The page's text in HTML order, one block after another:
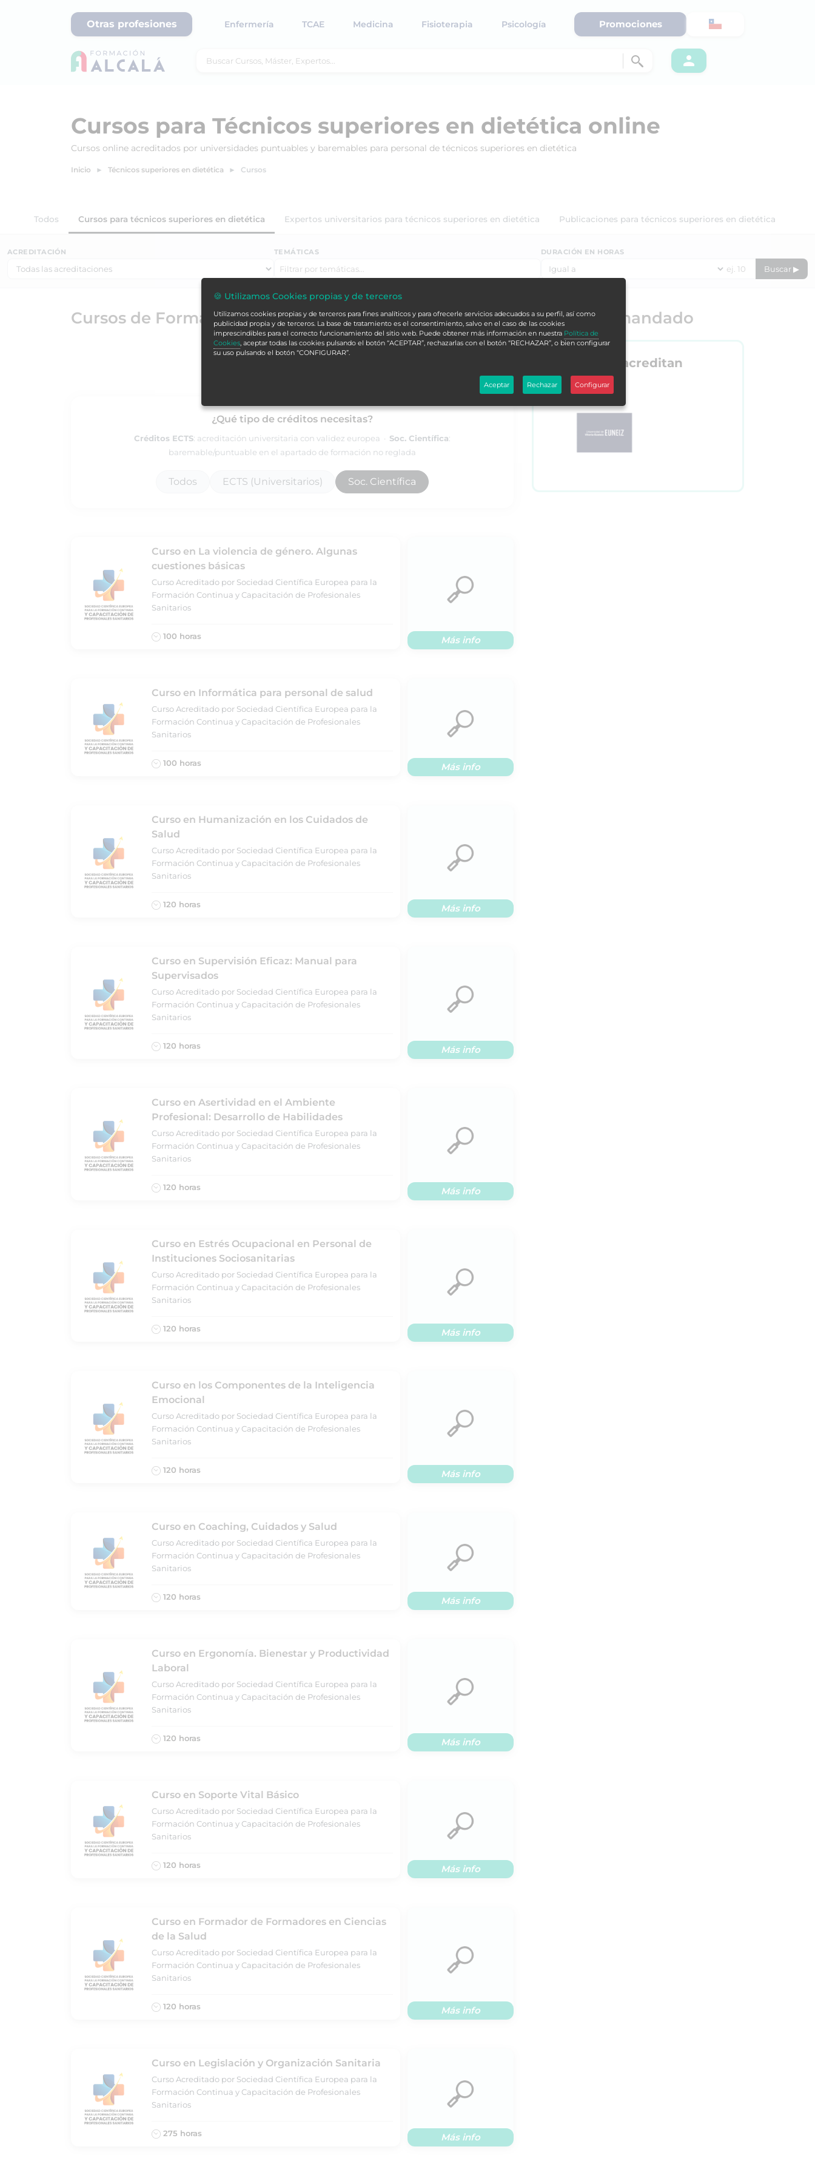
Otras profesiones Enfermería TCAE Medicina Fisioterapia Psicología Promociones
Cursos para Técnicos superiores en dietética online
Cursos online acreditados por universidades puntuables y baremables para personal de técnicos superiores en dietética
Inicio Técnicos superiores en dietética Cursos
Todos Cursos para técnicos superiores en dietética Expertos universitarios para técnicos superiores en dietética Publicaciones para técnicos superiores en dietética
ACREDITACIÓN TEMÁTICAS DURACIÓN EN HORAS
Buscar ▶
Cursos de Formación Alcalá
¿Qué tipo de créditos necesitas?
Créditos ECTS: acreditación universitaria con validez europea · Soc. Científica:
baremable/puntuable en el apartado de formación no reglada
Todos ECTS (Universitarios) Soc. Científica
Curso en La violencia de género. Algunas
cuestiones básicas
Curso Acreditado por Sociedad Científica Europea para la
Formación Continua y Capacitación de Profesionales
Sanitarios
100 horas Más info
Curso en Informática para personal de salud
Curso Acreditado por Sociedad Científica Europea para la
Formación Continua y Capacitación de Profesionales
Sanitarios
100 horas Más info
Curso en Humanización en los Cuidados de
Salud
Curso Acreditado por Sociedad Científica Europea para la
Formación Continua y Capacitación de Profesionales
Sanitarios
120 horas Más info
Curso en Supervisión Eficaz: Manual para
Supervisados
Curso Acreditado por Sociedad Científica Europea para la
Formación Continua y Capacitación de Profesionales
Sanitarios
120 horas Más info
Curso en Asertividad en el Ambiente
Profesional: Desarrollo de Habilidades
Curso Acreditado por Sociedad Científica Europea para la
Formación Continua y Capacitación de Profesionales
Sanitarios
120 horas Más info
Curso en Estrés Ocupacional en Personal de
Instituciones Sociosanitarias
Curso Acreditado por Sociedad Científica Europea para la
Formación Continua y Capacitación de Profesionales
Sanitarios
120 horas Más info
Curso en los Componentes de la Inteligencia
Emocional
Curso Acreditado por Sociedad Científica Europea para la
Formación Continua y Capacitación de Profesionales
Sanitarios
120 horas Más info
Curso en Coaching, Cuidados y Salud
Curso Acreditado por Sociedad Científica Europea para la
Formación Continua y Capacitación de Profesionales
Sanitarios
120 horas Más info
Curso en Ergonomía. Bienestar y Productividad
Laboral
Curso Acreditado por Sociedad Científica Europea para la
Formación Continua y Capacitación de Profesionales
Sanitarios
120 horas Más info
Curso en Soporte Vital Básico
Curso Acreditado por Sociedad Científica Europea para la
Formación Continua y Capacitación de Profesionales
Sanitarios
120 horas Más info
Curso en Formador de Formadores en Ciencias
de la Salud
Curso Acreditado por Sociedad Científica Europea para la
Formación Continua y Capacitación de Profesionales
Sanitarios
120 horas Más info
Curso en Legislación y Organización Sanitaria
Curso Acreditado por Sociedad Científica Europea para la
Formación Continua y Capacitación de Profesionales
Sanitarios
275 horas Más info
Lo más demandado
Nos acreditan
🍪 Utilizamos Cookies propias y de terceros
Utilizamos cookies propias y de terceros para fines analíticos y para ofrecerle servicios adecuados a su perfil, así como
publicidad propia y de terceros. La base de tratamiento es el consentimiento, salvo en el caso de las cookies
imprescindibles para el correcto funcionamiento del sitio web. Puede obtener más información en nuestra Política de
Cookies, aceptar todas las cookies pulsando el botón “ACEPTAR”, rechazarlas con el botón “RECHAZAR”, o bien configurar
su uso pulsando el botón “CONFIGURAR”.
Aceptar Rechazar Configurar